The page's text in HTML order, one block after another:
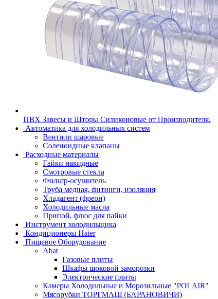
ПВХ Завесы и Шторы Силиконовые от Производителя.
Автоматика для холодильных систем
Вентили шаровые
Соленоидные клапаны
Расходные материалы
Гайки накидные
Смотровые стекла
Фильтр-осушитель
Труба медная, фитинги, изоляция
Хладагент (фреон)
Холодильные масла
Припой, флюс для пайки
Инструмент холодильщика
Кондиционеры Haier
Пищевое Оборудование
Abat
Газовые плиты
Шкафы шоковой заморозки
Электрические плиты
Камеры Холодильные и Морозильные "POLAIR"
Мясорубки ТОРГМАШ (БАРАНОВИЧИ)